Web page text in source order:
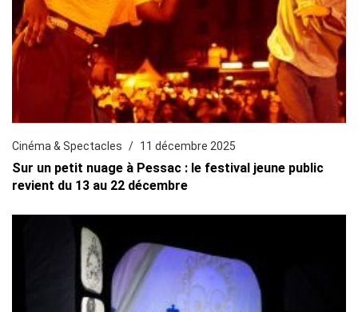
Cinéma & Spectacles 11 décembre 2025
Sur un petit nuage à Pessac : le festival jeune public
revient du 13 au 22 décembre